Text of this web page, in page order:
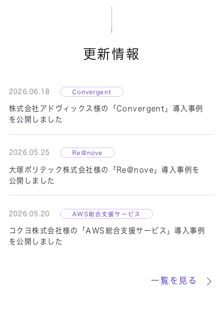
株式会社前田精密製作所 様
IoTプラットフォームFIELD systemを導
FAシステムインテグレーション
更新情報
2026.06.18 Convergent
株式会社アドヴィックス様の「Convergent」導入事例
を公開しました
2026.05.25 Re@nove
大塚ポリテック株式会社様の「Re@nove」導入事例を
公開しました
2026.05.20 AWS総合支援サービス
コクヨ株式会社様の「AWS総合支援サービス」導入事例
を公開しました
一覧を見る